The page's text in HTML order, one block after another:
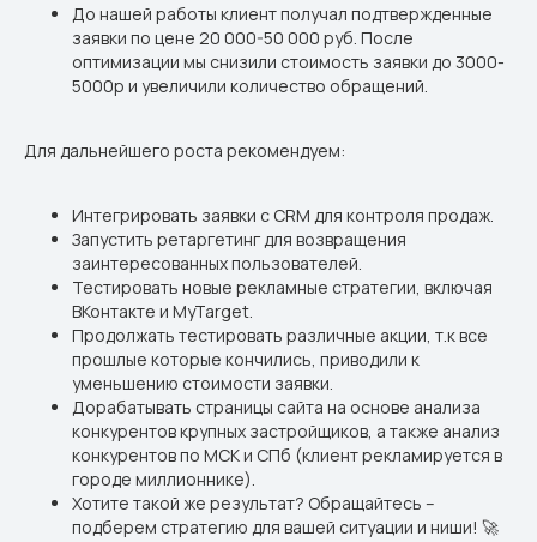
До нашей работы клиент получал подтвержденные
заявки по цене 20 000-50 000 руб. После
оптимизации мы снизили стоимость заявки до 3000-
5000р и увеличили количество обращений.
Для дальнейшего роста рекомендуем:
Интегрировать заявки с CRM для контроля продаж.
Запустить ретаргетинг для возвращения
заинтересованных пользователей.
Тестировать новые рекламные стратегии, включая
ВКонтакте и MyTarget.
Продолжать тестировать различные акции, т.к все
прошлые которые кончились, приводили к
уменьшению стоимости заявки.
Дорабатывать страницы сайта на основе анализа
конкурентов крупных застройщиков, а также анализ
конкурентов по МСК и СПб (клиент рекламируется в
городе миллионнике).
Хотите такой же результат? Обращайтесь –
подберем стратегию для вашей ситуации и ниши! 🚀